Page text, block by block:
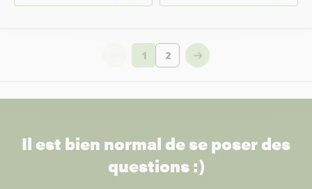
Vous lisez actuellement la page
1 Page
2
Il est bien normal de se poser des
questions :)